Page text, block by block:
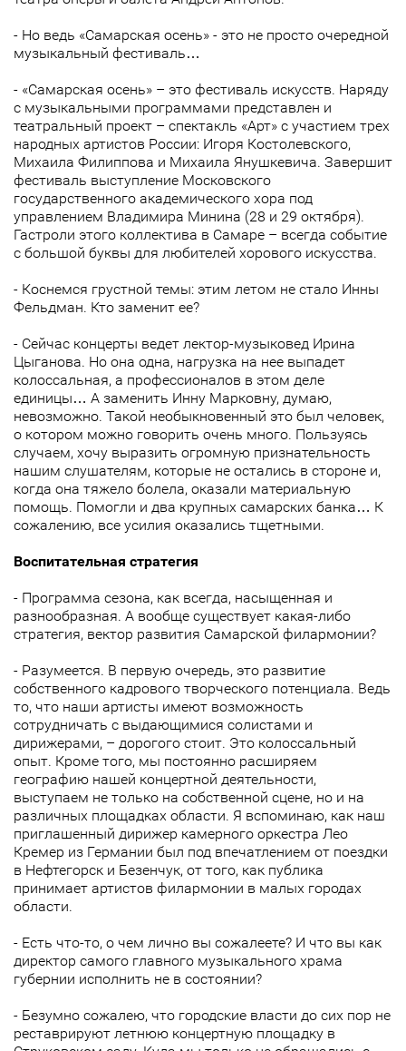
- Но ведь «Самарская осень» - это не просто очередной
музыкальный фестиваль…
- «Самарская осень» – это фестиваль искусств. Наряду
с музыкальными программами представлен и
театральный проект – спектакль «Арт» с участием трех
народных артистов России: Игоря Костолевского,
Михаила Филиппова и Михаила Янушкевича. Завершит
фестиваль выступление Московского
государственного академического хора под
управлением Владимира Минина (28 и 29 октября).
Гастроли этого коллектива в Самаре – всегда событие
с большой буквы для любителей хорового искусства.
- Коснемся грустной темы: этим летом не стало Инны
Фельдман. Кто заменит ее?
- Сейчас концерты ведет лектор-музыковед Ирина
Цыганова. Но она одна, нагрузка на нее выпадет
колоссальная, а профессионалов в этом деле
единицы… А заменить Инну Марковну, думаю,
невозможно. Такой необыкновенный это был человек,
о котором можно говорить очень много. Пользуясь
случаем, хочу выразить огромную признательность
нашим слушателям, которые не остались в стороне и,
когда она тяжело болела, оказали материальную
помощь. Помогли и два крупных самарских банка… К
сожалению, все усилия оказались тщетными.
Воспитательная стратегия
- Программа сезона, как всегда, насыщенная и
разнообразная. А вообще существует какая-либо
стратегия, вектор развития Самарской филармонии?
- Разумеется. В первую очередь, это развитие
собственного кадрового творческого потенциала. Ведь
то, что наши артисты имеют возможность
сотрудничать с выдающимися солистами и
дирижерами, – дорогого стоит. Это колоссальный
опыт. Кроме того, мы постоянно расширяем
географию нашей концертной деятельности,
выступаем не только на собственной сцене, но и на
различных площадках области. Я вспоминаю, как наш
приглашенный дирижер камерного оркестра Лео
Кремер из Германии был под впечатлением от поездки
в Нефтегорск и Безенчук, от того, как публика
принимает артистов филармонии в малых городах
области.
- Есть что-то, о чем лично вы сожалеете? И что вы как
директор самого главного музыкального храма
губернии исполнить не в состоянии?
- Безумно сожалею, что городские власти до сих пор не
реставрируют летнюю концертную площадку в